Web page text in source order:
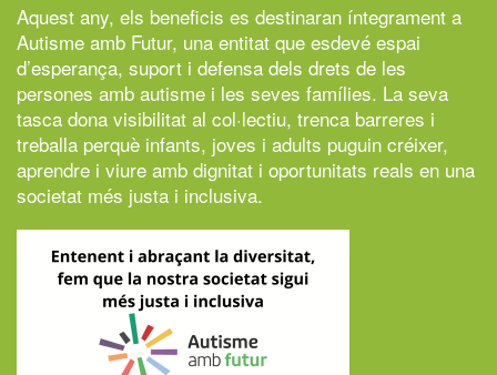
Aquest any, els beneficis es destinaran íntegrament a
Autisme amb Futur, una entitat que esdevé espai
d’esperança, suport i defensa dels drets de les
persones amb autisme i les seves famílies. La seva
tasca dona visibilitat al col·lectiu, trenca barreres i
treballa perquè infants, joves i adults puguin créixer,
aprendre i viure amb dignitat i oportunitats reals en una
societat més justa i inclusiva.